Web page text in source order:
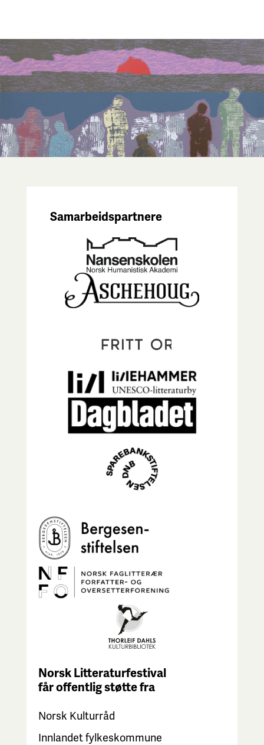
Samarbeidspartnere
Norsk Litteraturfestival
fåroffentlig støtte fra
Norsk Kulturråd
Innlandet fylkeskommune